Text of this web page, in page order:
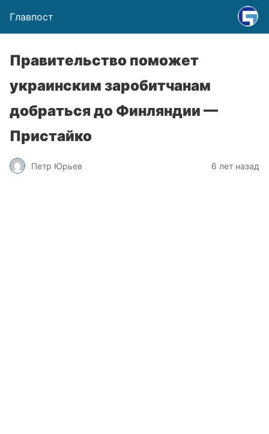
Главпост
Правительство поможет
украинским заробитчанам
добраться до Финляндии —
Пристайко
Петр Юрьев 6 лет назад